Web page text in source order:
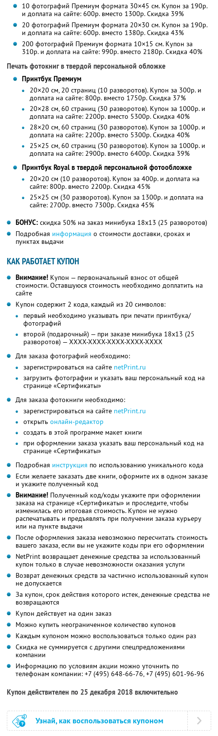
10 фотографий Премиум формата 30×45 см. Купон за 190р.
и доплата на сайте: 600р. вместо 1300р. Скидка 39%
20 фотографий Премиум формата 20×30 см. Купон за 190р.
и доплата на сайте: 600р. вместо 1380р. Скидка 43%
200 фотографий Премиум формата 10×15 см. Купон за
310р. и доплата на сайте: 990р. вместо 2180р. Скидка 40%
Печать фотокниг в твердой персональной обложке
Принтбук Премиум
20×20 см, 20 страниц (10 разворотов). Купон за 300р. и
доплата на сайте: 800р. вместо 1750р. Скидка 37%
20×28 см, 60 страниц (30 разворотов). Купон за 1000р. и
доплата на сайте: 2200р. вместо 5300р. Скидка 40%
28×20 см, 60 страниц (30 разворотов). Купон за 1000р. и
доплата на сайте: 2200р. вместо 5300р. Скидка 40%
25×25 см, 60 страниц (30 разворотов). Купон за 1000р. и
доплата на сайте: 2900р. вместо 6400р. Скидка 39%
Принтбук Royal в твердой персональной фотообложке
20×20 см (10 разворотов). Купон за 400р. и доплата на
сайте: 800р. вместо 2200р. Скидка 45%
25×25 см (30 разворотов). Купон за 1300р. и доплата на
сайте: 2700р. вместо 7300р. Скидка 45%
БОНУС: скидка 50% на заказ минибука 18х13 (25 разворотов)
Подробная информация о стоимости доставки, сроках и
пунктах выдачи
КАК РАБОТАЕТ КУПОН
Внимание! Купон — первоначальный взнос от общей
стоимости. Оставшуюся стоимость необходимо доплатить на
сайте
Купон содержит 2 кода, каждый из 20 символов:
первый необходимо указывать при печати принтбука/
фотографий
второй (подарочный) — при заказе минибука 18х13 (25
разворотов) — XXXX-XXXX-XXXX-XXXX-XXXX
Для заказа фотографий необходимо:
зарегистрироваться на сайте netPrint.ru
загрузить фотографии и указать ваш персональный код на
странице «Сертификаты»
Для заказа фотокниги необходимо:
зарегистрироваться на сайте netPrint.ru
открыть онлайн-редактор
создать в этой программе макет книги
при оформлении заказа указать ваш персональный код на
странице «Сертификаты»
Подробная инструкция по использованию уникального кода
Если желаете заказать две книги, оформите их в одном заказе
и укажите полученный код
Внимание! Полученный код/коды укажите при оформлении
заказа на странице «Сертификаты» и проследите, чтобы
изменилась его итоговая стоимость. Купон не нужно
распечатывать и предъявлять при получении заказа курьеру
или на пункте выдачи
После оформления заказа невозможно пересчитать стоимость
вашего заказа, если вы не укажите коды при его оформлении
NetPrint возвращает денежные средства за использованный
купон только в случае невозможности оказания услуги
Возврат денежных средств за частично использованный купон
не допускается
За купон, срок действия которого истек, денежные средства не
возвращаются
Купон действует на один заказ
Можно купить неограниченное количество купонов
Каждым купоном можно воспользоваться только один раз
Скидка не суммируется с другими спецпредложениями
компании
Информацию по условиям акции можно уточнить по
телефонам компании: +7 (495) 648-66-76, +7 (495) 601-96-96
Купон действителен по 25 декабря 2018 включительно
Узнай, как воспользоваться купоном